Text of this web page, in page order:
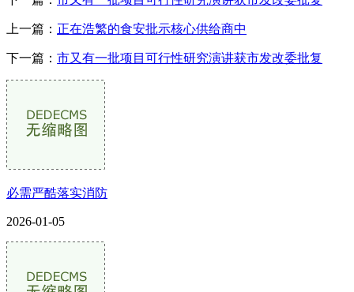
上一篇： 正在浩繁的食安批示核心供给商中
下一篇： 市又有一批项目可行性研究演讲获市发改委批复
必需严酷落实消防
2026-01-05